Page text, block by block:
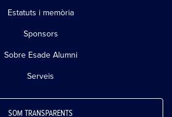
Estatuts i memòria
Sponsors
Sobre Esade Alumni
Serveis
SOM TRANSPARENTS